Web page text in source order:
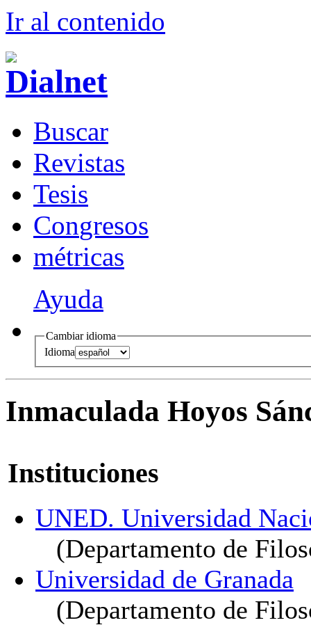
Ir al contenido
Buscar
Revistas
Tesis
Congresos
métricas
Ayuda
Cambiar idioma
Idioma
Inmaculada Hoyos
Instituciones
UNED. Universidad
(Departamento de
Universidad de Granada
(Departamento de